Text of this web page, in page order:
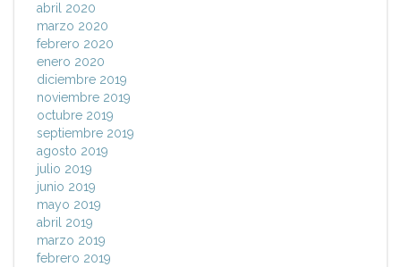
abril 2020
marzo 2020
febrero 2020
enero 2020
diciembre 2019
noviembre 2019
octubre 2019
septiembre 2019
agosto 2019
julio 2019
junio 2019
mayo 2019
abril 2019
marzo 2019
febrero 2019